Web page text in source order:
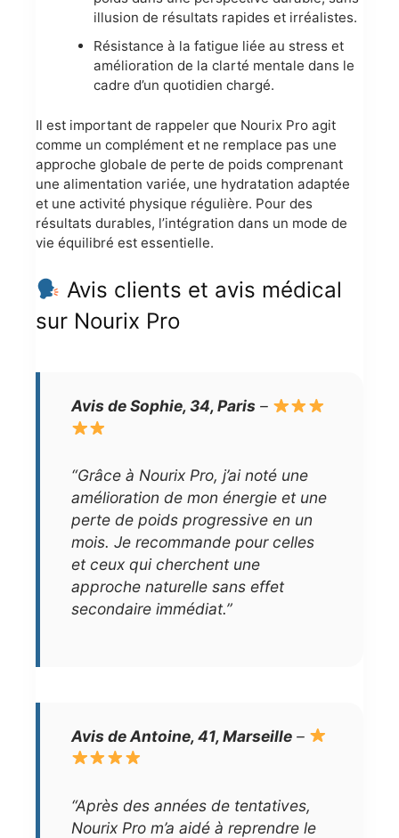
illusion de résultats rapides et irréalistes.
Résistance à la fatigue liée au stress et
amélioration de la clarté mentale dans le
cadre d’un quotidien chargé.
Il est important de rappeler que Nourix Pro agit
comme un complément et ne remplace pas une
approche globale de perte de poids comprenant
une alimentation variée, une hydratation adaptée
et une activité physique régulière. Pour des
résultats durables, l’intégration dans un mode de
vie équilibré est essentielle.
Avis clients et avis médical
sur Nourix Pro
Avis de Sophie, 34, Paris –
“Grâce à Nourix Pro, j’ai noté une
amélioration de mon énergie et une
perte de poids progressive en un
mois. Je recommande pour celles
et ceux qui cherchent une
approche naturelle sans effet
secondaire immédiat.”
Avis de Antoine, 41, Marseille –
“Après des années de tentatives,
Nourix Pro m’a aidé à reprendre le